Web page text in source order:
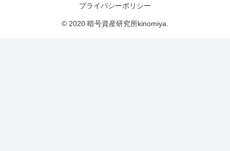
プライバシーポリシー
© 2020 暗号資産研究所kinomiya.